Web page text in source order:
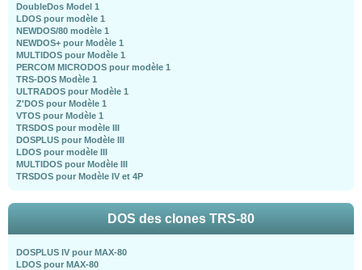
DoubleDos Model 1
LDOS pour modèle 1
NEWDOS/80 modèle 1
NEWDOS+ pour Modèle 1
MULTIDOS pour Modèle 1
PERCOM MICRODOS pour modèle 1
TRS-DOS Modèle 1
ULTRADOS pour Modèle 1
Z'DOS pour Modèle 1
VTOS pour Modèle 1
TRSDOS pour modèle III
DOSPLUS pour Modèle III
LDOS pour modèle III
MULTIDOS pour Modèle III
TRSDOS pour Modèle IV et 4P
DOS des clones TRS-80
DOSPLUS IV pour MAX-80
LDOS pour MAX-80